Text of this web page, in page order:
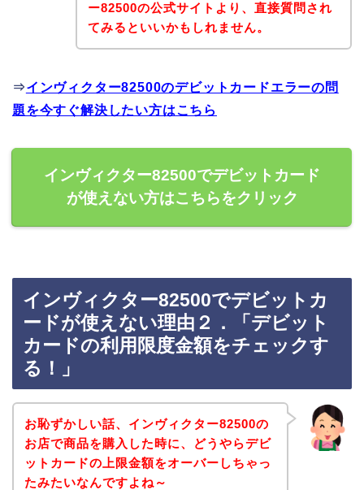
ー82500の公式サイトより、直接質問され
てみるといいかもしれません。
⇒インヴィクター82500のデビットカードエラーの問
題を今すぐ解決したい方はこちら
インヴィクター82500でデビットカード
が使えない方はこちらをクリック
インヴィクター82500でデビットカ
ードが使えない理由２．「デビット
カードの利用限度金額をチェックす
る！」
お恥ずかしい話、インヴィクター82500の
お店で商品を購入した時に、どうやらデビ
ットカードの上限金額をオーバーしちゃっ
たみたいなんですよね～